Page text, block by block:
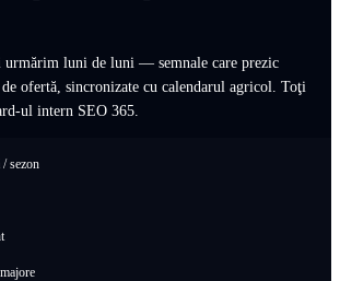
luni de luni — semnale care prezic
ofertă, sincronizate cu calendarul agricol. Toţi
ul intern SEO 365.
sezon